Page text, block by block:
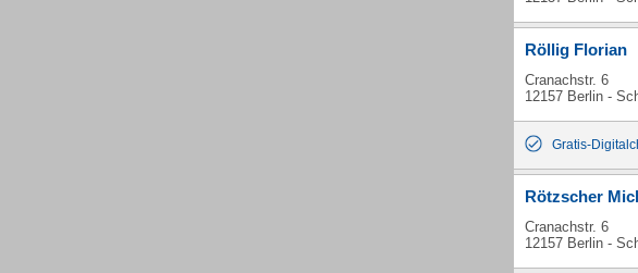
Röllig Florian
Cranachstr. 6
12157 Berlin -
Gratis-
Rötzscher
Cranachstr. 6
12157 Berlin -